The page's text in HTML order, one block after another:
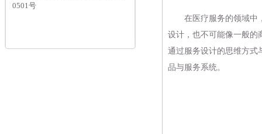
0501号
在医疗服务的领域中，
设计，也不可能像一般的
通过服务设计的思维方式
品与服务系统。